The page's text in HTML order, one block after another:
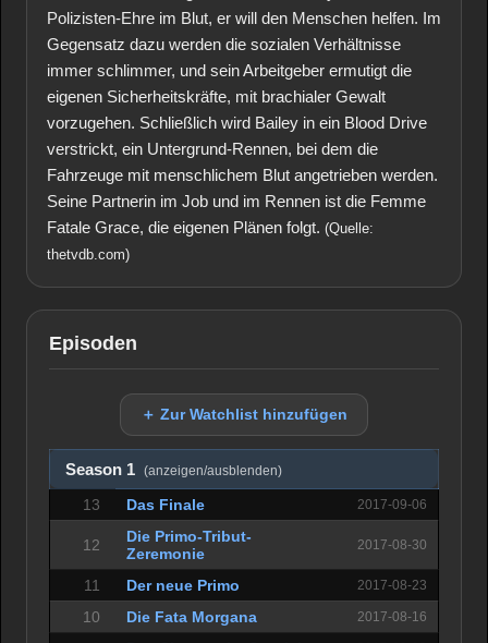
Polizisten-Ehre im Blut, er will den Menschen helfen. Im
Gegensatz dazu werden die sozialen Verhältnisse
immer schlimmer, und sein Arbeitgeber ermutigt die
eigenen Sicherheitskräfte, mit brachialer Gewalt
vorzugehen. Schließlich wird Bailey in ein Blood Drive
verstrickt, ein Untergrund-Rennen, bei dem die
Fahrzeuge mit menschlichem Blut angetrieben werden.
Seine Partnerin im Job und im Rennen ist die Femme
Fatale Grace, die eigenen Plänen folgt. (Quelle:
thetvdb.com)
Episoden
＋ Zur Watchlist hinzufügen
Season 1 (anzeigen/ausblenden)
13 Das Finale 2017-09-06
12
Die Primo-Tribut-
Zeremonie
2017-08-30
11 Der neue Primo 2017-08-23
10 Die Fata Morgana 2017-08-16